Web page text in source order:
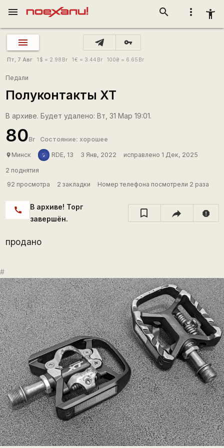
more_vert accessibility_new
search
menu
vpn_key
Пт, 7 Авг 1 $ = 2.98 Br 1€ = 3.44 Br 100₴ = 6.65 Br
Педали
Полуконтакты ХТ
В архиве. Будет удалено: Вт, 31 Мар 19:01.
80Br Состояние: хорошее
place Минск RDE, 13 3 Янв, 2022 исправлено 1 Дек, 2025
2 поднятия
92 просмотра
2 закладки Номер телефона посмотрели 2 раза
call
В архиве! Торг
завершён.
report
продано
#